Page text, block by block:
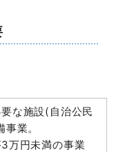
な施設(自治公民
業。
万円未満の事業